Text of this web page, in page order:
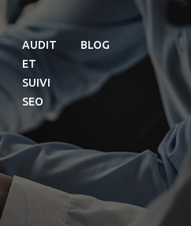
AUDIT
ET
SUIVI
SEO
BLOG